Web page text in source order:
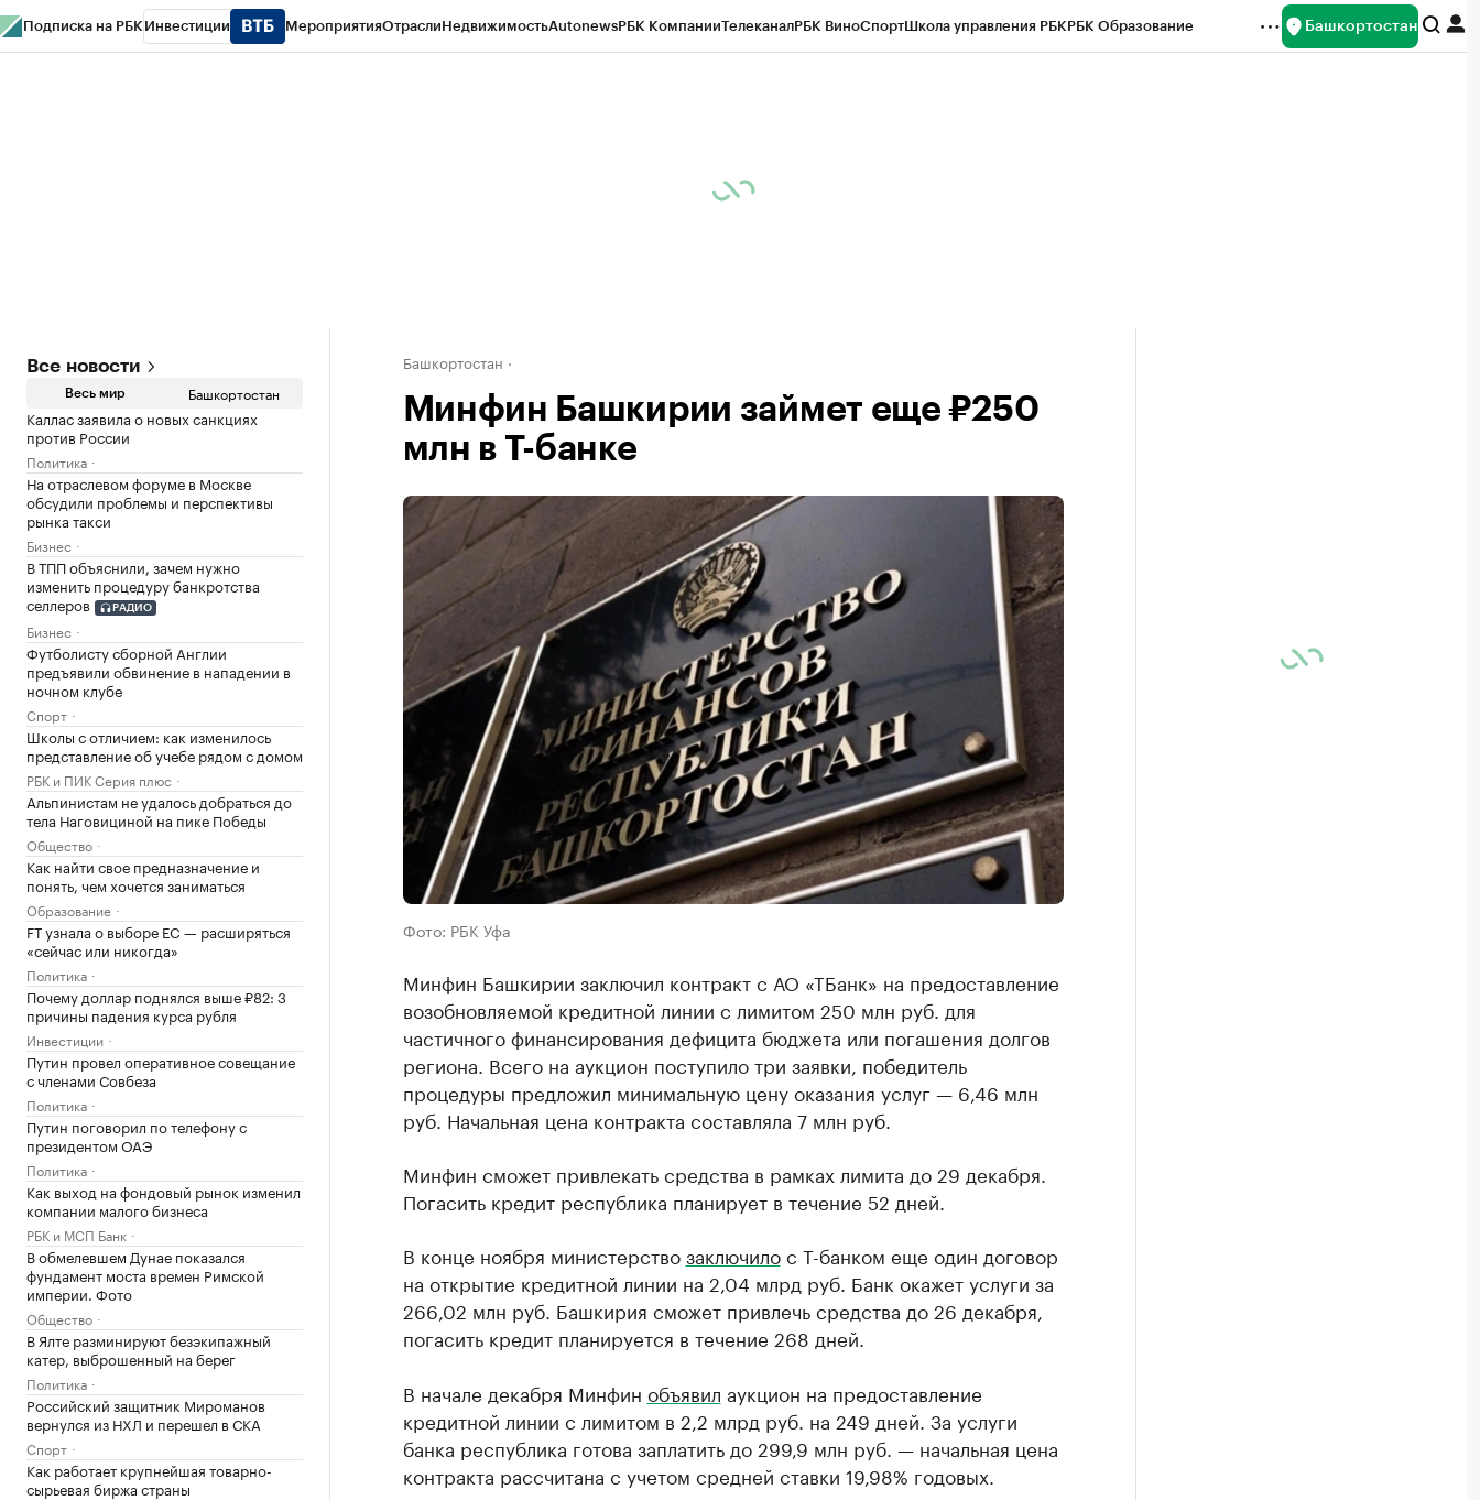
Подписка на РБК Инвестиции МероприятияОтраслиНедвижимостьAutonewsРБК КомпанииТелеканалРБК ВиноСпортШкола управления РБКРБК Образование Башкортостан
Все новости
Весь мир Башкортостан
Каллас заявила о новых санкциях
против России
Политика
На отраслевом форуме в Москве
обсудили проблемы и перспективы
рынка такси
Бизнес
В ТПП объяснили, зачем нужно
изменить процедуру банкротства
селлеров
РАДИО
Бизнес
Футболисту сборной Англии
предъявили обвинение в нападении в
ночном клубе
Спорт
Школы с отличием: как изменилось
представление об учебе рядом с домом
РБК и ПИК Серия плюс
Альпинистам не удалось добраться до
тела Наговициной на пике Победы
Общество
Как найти свое предназначение и
понять, чем хочется заниматься
Образование
FT узнала о выборе ЕС — расширяться
«сейчас или никогда»
Политика
Почему доллар поднялся выше ₽82: 3
причины падения курса рубля
Инвестиции
Путин провел оперативное совещание
с членами Совбеза
Политика
Путин поговорил по телефону с
президентом ОАЭ
Политика
Как выход на фондовый рынок изменил
компании малого бизнеса
РБК и МСП Банк
В обмелевшем Дунае показался
фундамент моста времен Римской
империи. Фото
Общество
В Ялте разминируют безэкипажный
катер, выброшенный на берег
Политика
Российский защитник Мироманов
вернулся из НХЛ и перешел в СКА
Спорт
Как работает крупнейшая товарно-
сырьевая биржа страны
Башкортостан
Минфин Башкирии займет еще ₽250
млн в Т-банке
Фото: РБК Уфа
Минфин Башкирии заключил контракт с АО «ТБанк» на предоставление
возобновляемой кредитной линии с лимитом 250 млн руб. для
частичного финансирования дефицита бюджета или погашения долгов
региона. Всего на аукцион поступило три заявки, победитель
процедуры предложил минимальную цену оказания услуг — 6,46 млн
руб. Начальная цена контракта составляла 7 млн руб.
Минфин сможет привлекать средства в рамках лимита до 29 декабря.
Погасить кредит республика планирует в течение 52 дней.
В конце ноября министерствозаключилос Т-банком еще один договор
на открытие кредитной линии на 2,04 млрд руб. Банк окажет услуги за
266,02 млн руб. Башкирия сможет привлечь средства до 26 декабря,
погасить кредит планируется в течение 268 дней.
В начале декабря Минфин объявил аукцион на предоставление
кредитной линии с лимитом в 2,2 млрд руб. на 249 дней. За услуги
банка республика готова заплатить до 299,9 млн руб. — начальная цена
контракта рассчитана с учетом средней ставки 19,98% годовых.